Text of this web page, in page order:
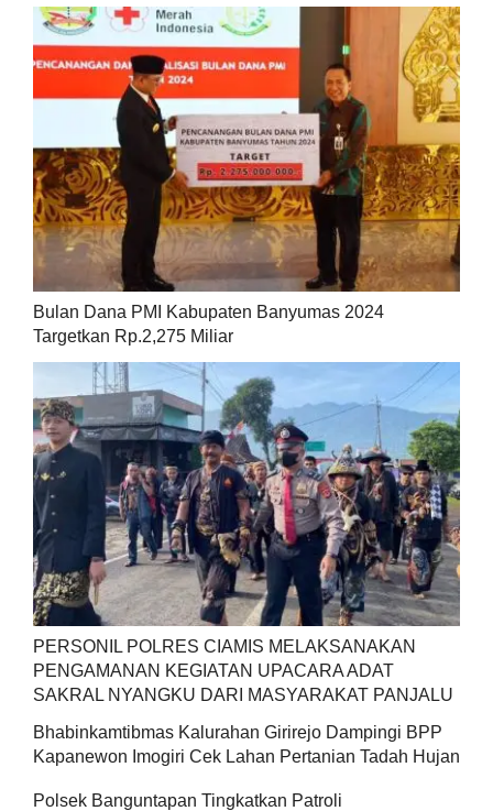
Bulan Dana PMI Kabupaten Banyumas 2024
Targetkan Rp.2,275 Miliar
PERSONIL POLRES CIAMIS MELAKSANAKAN
PENGAMANAN KEGIATAN UPACARA ADAT
SAKRAL NYANGKU DARI MASYARAKAT PANJALU
Bhabinkamtibmas Kalurahan Girirejo Dampingi BPP
Kapanewon Imogiri Cek Lahan Pertanian Tadah Hujan
Polsek Banguntapan Tingkatkan Patroli